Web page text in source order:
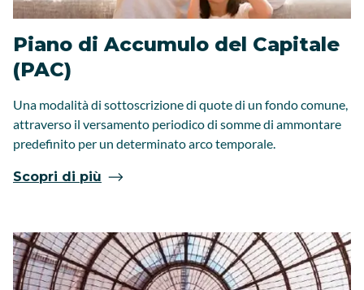
Piano di Accumulo del Capitale
(PAC)
Una modalità di sottoscrizione di quote di un fondo comune,
attraverso il versamento periodico di somme di ammontare
predefinito per un determinato arco temporale.
Scopri di più